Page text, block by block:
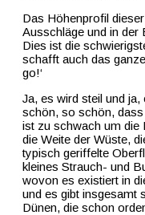
Das Höhenprofil
Ausschläge und in der
Dies ist die
schafft auch das
go!‘
Ja, es wird steil und
schön, so schön, dass
ist zu schwach um die
die Weite der Wüste,
typisch geriffelte
kleines Strauch- und
wovon es existiert in
und es gibt insgesamt
Dünen, die schon